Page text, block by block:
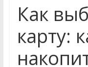
Как
карту: